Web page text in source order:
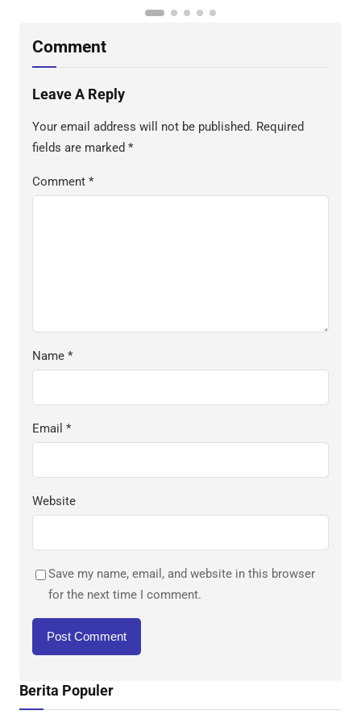
Comment
Leave A Reply
Your email address will not be published. Required
fields are marked *
Comment *
Name *
Email *
Website
Save my name, email, and website in this browser
for the next time I comment.
Berita Populer